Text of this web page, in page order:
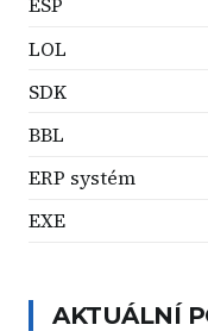
LOL
SDK
BBL
ERP systém
EXE
AKTUÁLNÍ